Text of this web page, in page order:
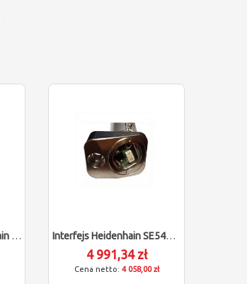
Trzpień Prosty Heidenhain (M3/L40/D4) Interfejs Heidenhain SE540 (dostawa 16-18 Tygodni)
4 991,34 zł
4 058,00 zł